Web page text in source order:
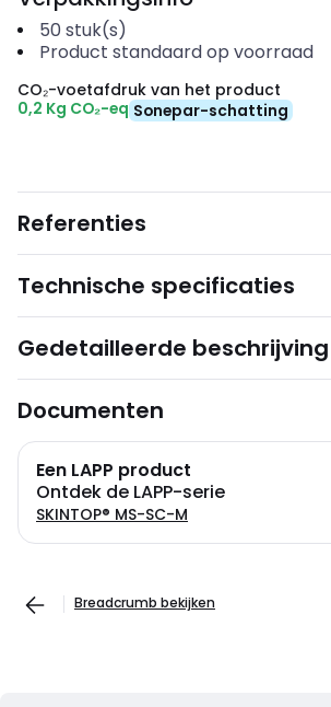
50 stuk(s)
Product standaard op voorraad
CO₂-voetafdruk van het product
0,2 Kg CO₂-eq Sonepar-schatting
Referenties
Technische specificaties
Gedetailleerde beschrijving
Documenten
Een LAPP product
Ontdek de LAPP-serie
SKINTOP® MS-SC-M
Breadcrumb bekijken